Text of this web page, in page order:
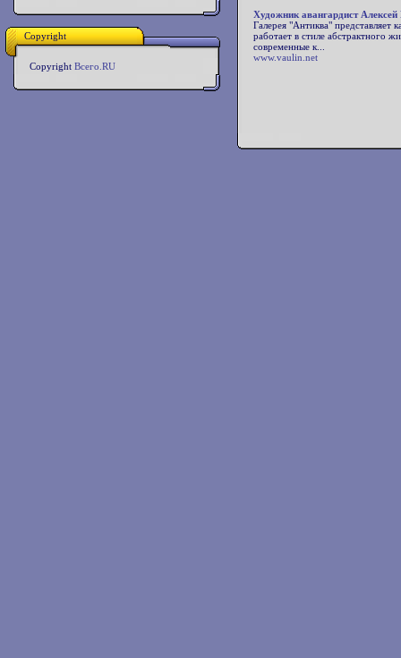
Copyright
Copyright Всего.RU
Художник авангардист Алексей
Галерея "Антиква" представляет
работает в стиле абстрактного
современные к...
www.vaulin.net